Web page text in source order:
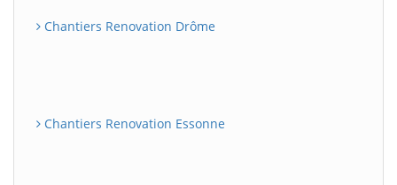
Chantiers Renovation Drôme
Chantiers Renovation Essonne